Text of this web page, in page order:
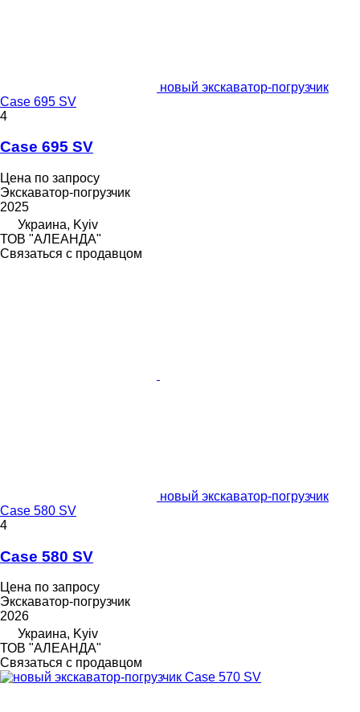
новый экскаватор-погрузчик
Case 695 SV
4
Case 695 SV
Цена по запросу
Экскаватор-погрузчик
2025
Украина, Kyiv
ТОВ "АЛЕАНДА"
Связаться с продавцом
новый экскаватор-погрузчик
Case 580 SV
4
Case 580 SV
Цена по запросу
Экскаватор-погрузчик
2026
Украина, Kyiv
ТОВ "АЛЕАНДА"
Связаться с продавцом